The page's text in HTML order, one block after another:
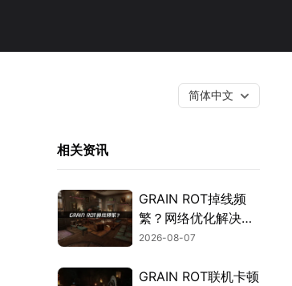
简体中文
相关资讯
GRAIN ROT掉线频
繁？网络优化解决指
南！
2026-08-07
GRAIN ROT联机卡顿